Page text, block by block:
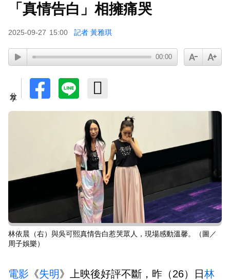
三傳聞」：你在講三小？
「真情告白」相擁痛哭
2025-09-27 15:00 記者 黃雅琪
00:00
林依晨（右）與吳可熙真情告白惹哭眾人，現場感動溫馨。（圖／
周子娛樂）
電影 《失明》上映後好評不斷，昨（26）日 林